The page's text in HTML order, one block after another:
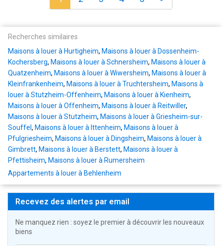
Recherches similaires
Maisons à louer à Hurtigheim, Maisons à louer à Dossenheim-
Kochersberg, Maisons à louer à Schnersheim, Maisons à louer à
Quatzenheim, Maisons à louer à Wiwersheim, Maisons à louer à
Kleinfrankenheim, Maisons à louer à Truchtersheim, Maisons à
louer à Stutzheim-Offenheim, Maisons à louer à Kienheim,
Maisons à louer à Offenheim, Maisons à louer à Reitwiller,
Maisons à louer à Stutzheim, Maisons à louer à Griesheim-sur-
Souffel , Maisons à louer à Ittenheim, Maisons à louer à
Pfulgriesheim, Maisons à louer à Dingsheim, Maisons à louer à
Gimbrett, Maisons à louer à Berstett, Maisons à louer à
Pfettisheim, Maisons à louer à Rumersheim
Appartements à louer à Behlenheim
Recevez des alertes par email
Ne manquez rien : soyez le premier à découvrir les nouveaux
biens